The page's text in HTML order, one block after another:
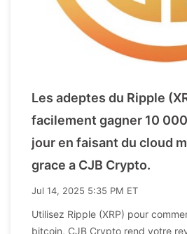
Les adeptes du Ripple
facilement gagner 10
jour en faisant du cloud
grace a CJB Crypto.
Jul 14, 2025 5:35 PM ET
Utilisez Ripple (XRP) pour
bitcoin, CJB Crypto rend votre